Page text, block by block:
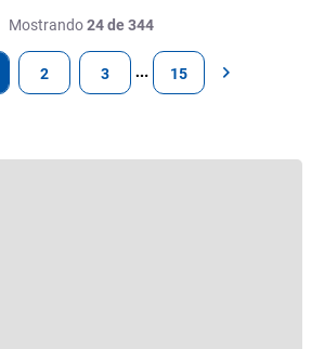
Mostrando24 de 344
2 3 15